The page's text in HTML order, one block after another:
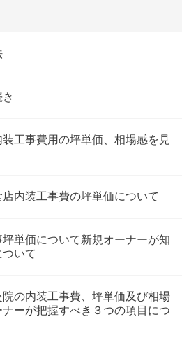
工事費用の坪単価、相場感を見
内装工事費の坪単価について
単価について新規オーナーが知
いて
の内装工事費、坪単価及び相場
ーが把握すべき３つの項目につ